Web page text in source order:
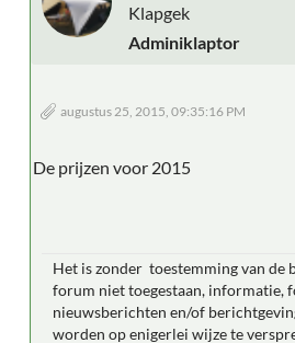
Klapgek
Adminiklaptor
augustus 25, 2015, 09:35:16 PM
De prijzen voor 2015
Het is zonder toestemming van de
forum niet toegestaan, informatie,
nieuwsberichten en/of
worden op enigerlei wijze te